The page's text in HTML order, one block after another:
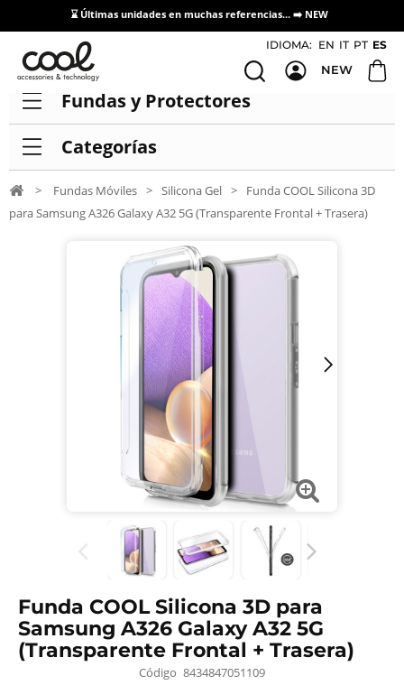
⌛ Últimas unidades en muchas referencias... ➡️ NEW
Acceso / Registro Distribuidores
IDIOMA: EN IT PT ES
NEW
Fundas y Protectores
Categorías
> Fundas Móviles > Silicona Gel >
Funda COOL Silicona 3D
para Samsung A326 Galaxy A32 5G (Transparente Frontal + Trasera)
Funda COOL Silicona 3D para
Samsung A326 Galaxy A32 5G
(Transparente Frontal + Trasera)
Código 8434847051109